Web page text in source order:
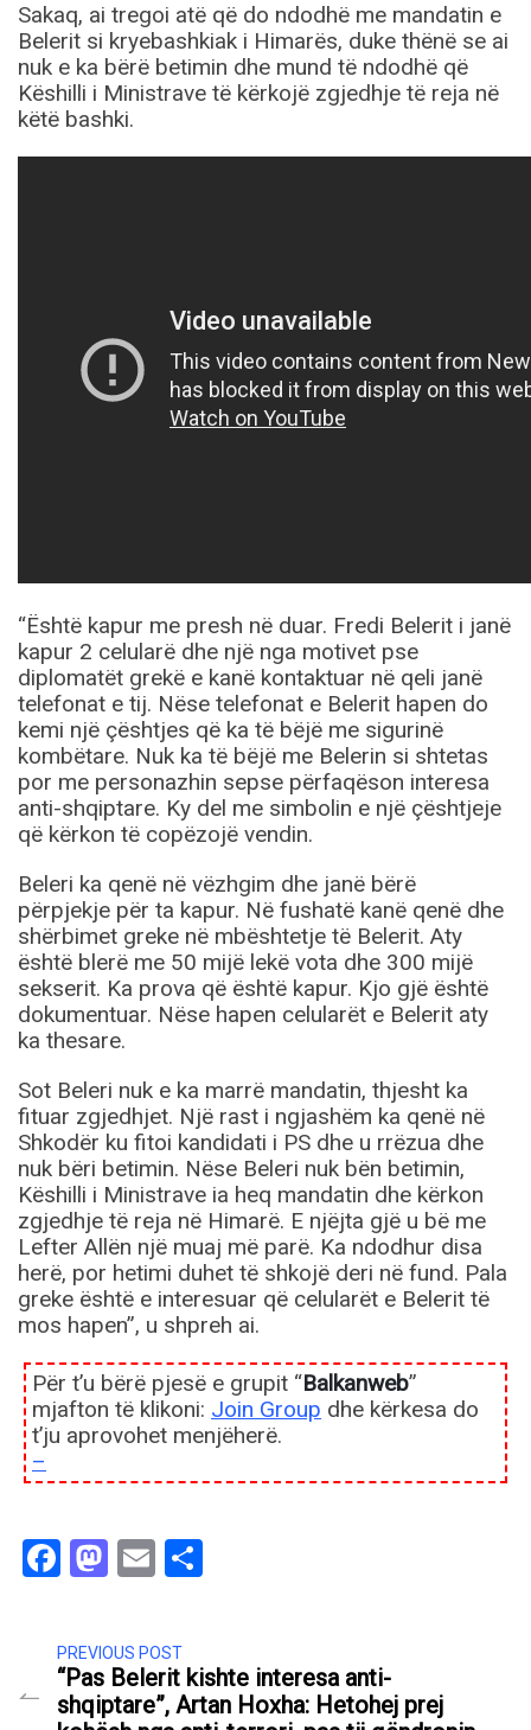
Sakaq, ai tregoi atë që do ndodhë me mandatin e
Belerit si kryebashkiak i Himarës, duke thënë se ai
nuk e ka bërë betimin dhe mund të ndodhë që
Këshilli i Ministrave të kërkojë zgjedhje të reja në
këtë bashki.
“Është kapur me presh në duar. Fredi Belerit i janë
kapur 2 celularë dhe një nga motivet pse
diplomatët grekë e kanë kontaktuar në qeli janë
telefonat e tij. Nëse telefonat e Belerit hapen do
kemi një çështjes që ka të bëjë me sigurinë
kombëtare. Nuk ka të bëjë me Belerin si shtetas
por me personazhin sepse përfaqëson interesa
anti-shqiptare. Ky del me simbolin e një çështjeje
që kërkon të copëzojë vendin.
Beleri ka qenë në vëzhgim dhe janë bërë
përpjekje për ta kapur. Në fushatë kanë qenë dhe
shërbimet greke në mbështetje të Belerit. Aty
është blerë me 50 mijë lekë vota dhe 300 mijë
sekserit. Ka prova që është kapur. Kjo gjë është
dokumentuar. Nëse hapen celularët e Belerit aty
ka thesare.
Sot Beleri nuk e ka marrë mandatin, thjesht ka
fituar zgjedhjet. Një rast i ngjashëm ka qenë në
Shkodër ku fitoi kandidati i PS dhe u rrëzua dhe
nuk bëri betimin. Nëse Beleri nuk bën betimin,
Këshilli i Ministrave ia heq mandatin dhe kërkon
zgjedhje të reja në Himarë. E njëjta gjë u bë me
Lefter Allën një muaj më parë. Ka ndodhur disa
herë, por hetimi duhet të shkojë deri në fund. Pala
greke është e interesuar që celularët e Belerit të
mos hapen”, u shpreh ai.
Për t’u bërë pjesë e grupit “Balkanweb”
mjafton të klikoni: Join Group dhe kërkesa do
t’ju aprovohet menjëherë.
–
Facebook
Mastodon
Email
PREVIOUS POST
“Pas Belerit kishte interesa anti-
shqiptare”, Artan Hoxha: Hetohej prej